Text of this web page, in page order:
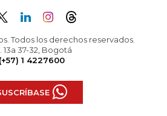
Todos los derechos reservados.
13a 37-32, Bogotá
(+57) 1 4227600